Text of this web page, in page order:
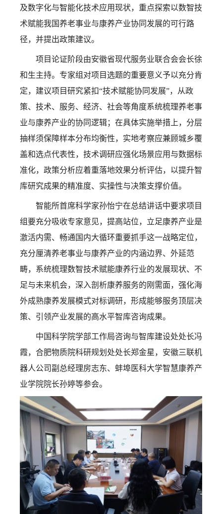
及数字化与智能化技术应用现状，重点探索以数智技
术赋能我国养老事业与康养产业协同发展的可行路
径，并提出政策建议。
项目论证阶段由安徽省现代服务业联合会会长徐
和生主持。专家组对项目选题的重要意义予以充分肯
定，建议项目研究紧扣“技术赋能协同发展”，从政
策、技术、服务、经济、社会等角度系统梳理养老事
业与康养产业的协同逻辑；在具体实施举措上，分层
抽样须保障样本分布均衡性，实地考察应兼顾城乡覆
盖和选点代表性，技术调研应强化场景应用与数据标
准化，政策分析应着重落地效果分析评估，以提升智
库研究成果的精准度、实操性与决策支撑价值。
智能所首席科学家孙怡宁在总结讲话中要求项目
组要充分吸收专家意见，提高站位，立足康养产业是
激活内需、畅通国内大循环重要抓手这一战略定位，
充分厘清养老事业与康养产业的内涵边界、外延范
畴，系统梳理数智技术赋能康养行业的发展现状、不
足与未来机会，深入剖析康养服务的刚需面，强化海
外成熟康养发展模式对标调研，形成能够服务顶层决
策、引领产业发展的高水平智库咨询成果。
中国科学院学部工作局咨询与智库建设处处长冯
霞，合肥物质院科研规划处处长郑金星，安徽三联机
器人公司副总经理房志东、蚌埠医科大学智慧康养产
业学院院长孙婷等参会。